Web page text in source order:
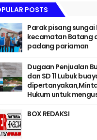
POSTS
Parak pisang
kecamatan Batang
padang pariaman
Dugaan Penjualan
dan SD 11 Lubuk
Hukum untuk
BOX REDAKSI